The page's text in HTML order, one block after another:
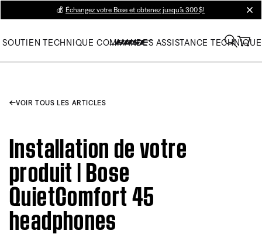
💰 Échangez votre Bose et obtenez jusqu’à 300 $!
SOUTIEN TECHNIQUE COMMANDES ASSISTANCE TECHNIQUE
VOIR TOUS LES ARTICLES
Installation de votre
produit | Bose
QuietComfort 45
headphones